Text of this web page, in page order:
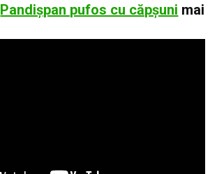
Pandișpan pufos cu căpșuni mai